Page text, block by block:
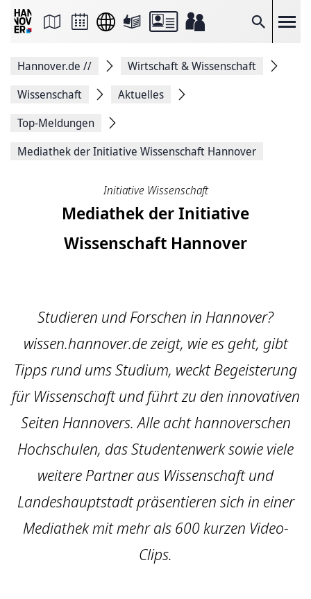
Suche
Seite
Facebook
teilen
Seitenlink
Seite
Hannover.de //
Wirtschaft & Wissenschaft
Wissenschaft
Aktuelles
Top-Meldungen
Mediathek der Initiative Wissenschaft Hannover
Initiative Wissenschaft
Mediathek der Initiative
Wissenschaft Hannover
Studieren und Forschen in Hannover?
wissen.hannover.de zeigt, wie es geht, gibt
Tipps rund ums Studium, weckt Begeisterung
für Wissenschaft und führt zu den innovativen
Seiten Hannovers. Alle acht hannoverschen
Hochschulen, das Studentenwerk sowie viele
weitere Partner aus Wissenschaft und
Landeshauptstadt präsentieren sich in einer
Mediathek mit mehr als 600 kurzen Video-
Clips.